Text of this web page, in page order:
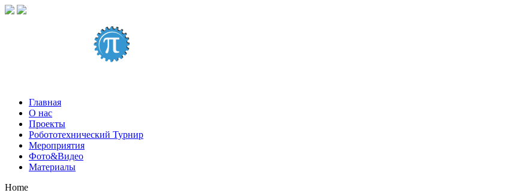
Главная
О нас
Проекты
Робототехнический Турнир
Мероприятия
Фото&Видео
Материалы
Home